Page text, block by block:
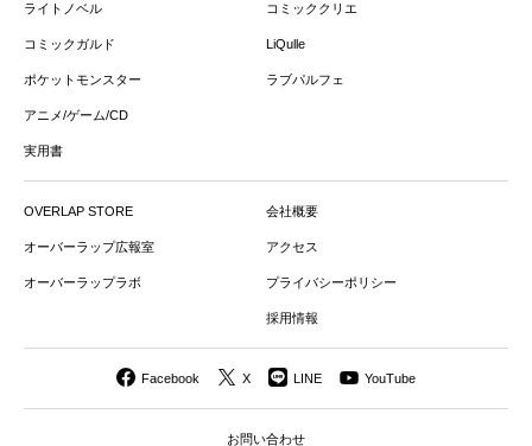
ライトノベル
コミックガルド
ポケットモンスター
アニメ/ゲーム/CD
実用書
コミッククリエ
LiQulle
ラブパルフェ
OVERLAP STORE
オーバーラップ広報室
オーバーラップラボ
会社概要
アクセス
プライバシーポリシー
採用情報
Facebook X LINE YouTube
お問い合わせ